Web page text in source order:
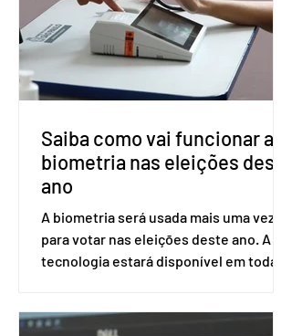
ser encaminhado pelo Ministério da
Saúde à Comissão Nacional de
Incorporação de Novas Tecnologias no
SUS (Conitec) na semana que vem. A
Conitec é um colegiado
Saiba como vai funcionar a
biometria nas eleições deste
ano
A biometria será usada mais uma vez
para votar nas eleições deste ano. A
tecnologia estará disponível em todas
Apesar da requisição, a biometria não é